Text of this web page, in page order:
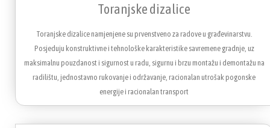
Toranjske dizalice
Toranjske dizalice namjenjene su prvenstveno za radove u građevinarstvu.
Posjeduju konstruktivne i tehnološke karakteristike savremene gradnje, uz
maksimalnu pouzdanost i sigurnost u radu, sigurnu i brzu montažu i demontažu na
radilištu, jednostavno rukovanje i održavanje, racionalan utrošak pogonske
energije i racionalan transport